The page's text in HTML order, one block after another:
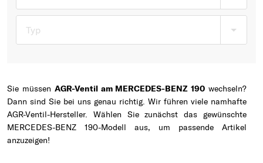
Typ
Sie müssen AGR-Ventil am MERCEDES-BENZ 190 wechseln?
Dann sind Sie bei uns genau richtig. Wir führen viele namhafte
AGR-Ventil-Hersteller. Wählen Sie zunächst das gewünschte
MERCEDES-BENZ 190-Modell aus, um passende Artikel
anzuzeigen!